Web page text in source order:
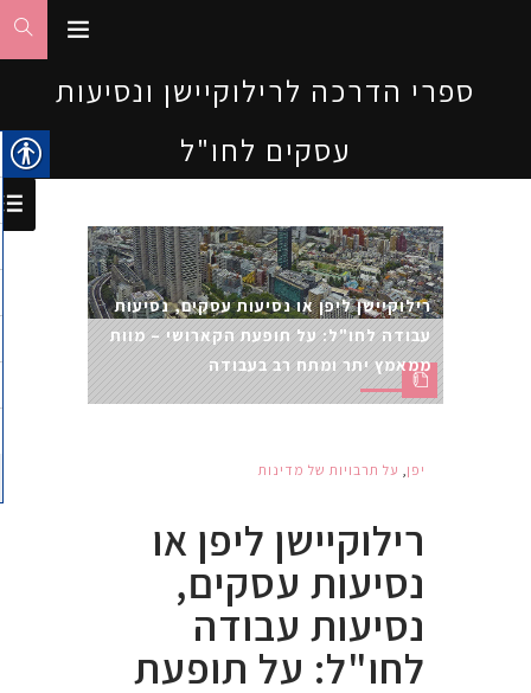
ספרי הדרכה לרילוקיישן ונסיעות
עסקים לחו"ל
רילוקיישן ליפן או נסיעות עסקים, נסיעות
עבודה לחו"ל: על תופעת הקארושי – מוות
ממאמץ יתר ומתח רב בעבודה
יפן, על תרבויות של מדינות
רילוקיישן ליפן או
נסיעות עסקים,
נסיעות עבודה
לחו"ל: על תופעת